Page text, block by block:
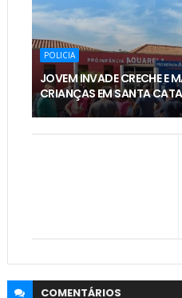
POLICIA
JOVEM INVADE CRECHE E
CRIANÇAS EM SANTA
COMENTÁRIOS